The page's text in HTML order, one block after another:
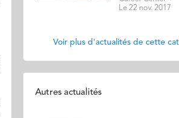
Le 22 nov. 2017
Voir plus d'actualités de cette
Autres actualités